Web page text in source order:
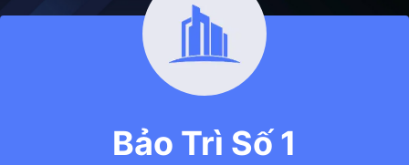
Bảo Trì Số 1
Baotriso1.vn là website chuyên cung cấp dịch vụ sửa máy giặt,
sửa tủ lạnh, sửa điều hòa, sửa bếp từ, sửa máy lọc nước, sửa bình
nóng lạnh nhanh chóng và chuyên nghiệp. Đơn vị hỗ trợ kiểm tra –
khắc phục sự cố tận nơi, đảm bảo uy tín, giá hợp lý và phục vụ linh
hoạt, giúp khách hàng yên tâm trong quá trình sử dụng thiết bị gia
Bảo Trì Số 1